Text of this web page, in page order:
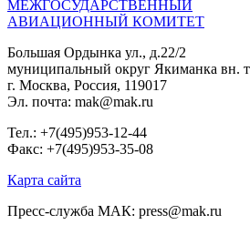
МЕЖГОСУДАРСТВЕННЫЙ
АВИАЦИОННЫЙ КОМИТЕТ
Большая Ордынка ул., д.22/2
муниципальный округ Якиманка вн.
г. Москва, Россия, 119017
Эл. почта: mak@mak.ru
Тел.: +7(495)953-12-44
Факс: +7(495)953-35-08
Карта сайта
Пресс-служба МАК: press@mak.ru